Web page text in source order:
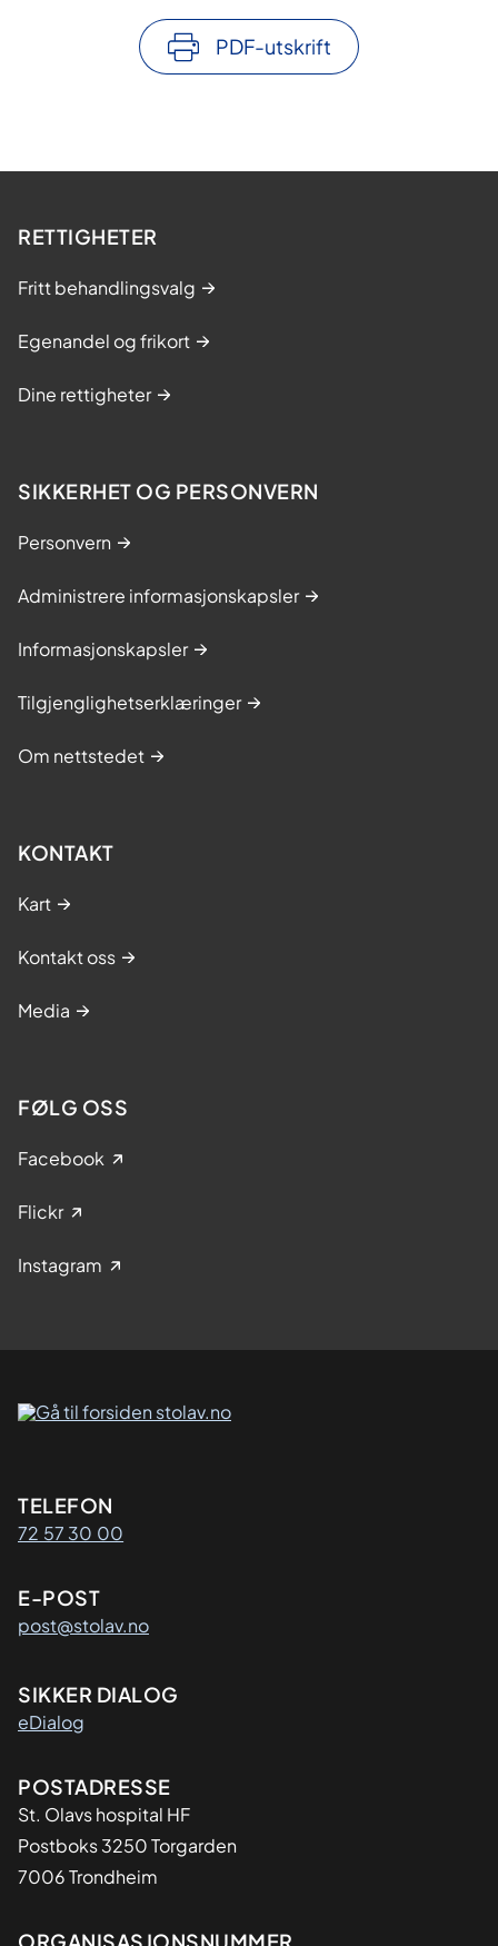
PDF-utskrift
RETTIGHETER
Fritt behandlingsvalg
Egenandel og frikort
Dine rettigheter
SIKKERHET OG PERSONVERN
Personvern
Administrere informasjonskapsler
Informasjonskapsler
Tilgjenglighetserklæringer
Om nettstedet
KONTAKT
Kart
Kontakt oss
Media
FØLG OSS
Facebook
Flickr
Instagram
Kontaktinformasjon
TELEFON
72 57 30 00
E-POST
post@stolav.no
SIKKER DIALOG
eDialog
Adresse
POSTADRESSE
St. Olavs hospital HF
Postboks 3250 Torgarden
7006 Trondheim
ORGANISASJONSNUMMER